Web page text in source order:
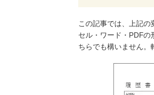
この記事では、上記
セル・ワード・PDFの
ちらでも構いません。